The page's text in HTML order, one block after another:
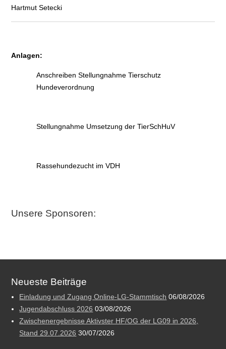
Hartmut Setecki
Anlagen:
Anschreiben Stellungnahme Tierschutz
Hundeverordnung
Stellungnahme Umsetzung der TierSchHuV
Rassehundezucht im VDH
Unsere Sponsoren:
Neueste Beiträge
Einladung und Zugang Online-LG-Stammtisch 06/08/2026
Jugendabschluss 2026 03/08/2026
Zwischenergebnisse Aktivster HF/OG der LG09 in 2026,
Stand 29.07.2026 30/07/2026